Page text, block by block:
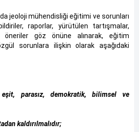
jeoloji mühendisliği eğitimi ve sorunları
raporlar, yürütülen tartışmalar,
göz önüne alınarak, eğitim
sorunlara ilişkin olarak aşağıdaki
parasız, demokratik, bilimsel ve
kaldırılmalıdır;